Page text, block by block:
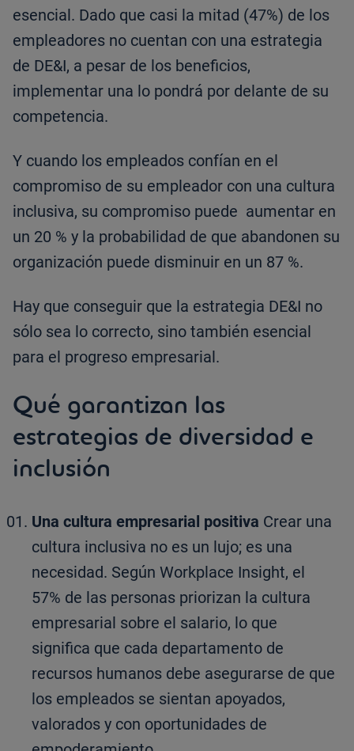
esencial. Dado que casi la mitad (47%) de los
empleadores no cuentan con una estrategia
de DE&I, a pesar de los beneficios,
implementar una lo pondrá por delante de su
competencia.
Y cuando los empleados confían en el
compromiso de su empleador con una cultura
inclusiva, su compromiso puede aumentar en
un 20 % y la probabilidad de que abandonen su
organización puede disminuir en un 87 %.
Hay que conseguir que la estrategia DE&I no
sólo sea lo correcto, sino también esencial
para el progreso empresarial.
Qué garantizan las
estrategias de diversidad e
inclusión
Una cultura empresarial positiva Crear una
cultura inclusiva no es un lujo; es una
necesidad. Según Workplace Insight, el
57% de las personas priorizan la cultura
empresarial sobre el salario, lo que
significa que cada departamento de
recursos humanos debe asegurarse de que
los empleados se sientan apoyados,
valorados y con oportunidades de